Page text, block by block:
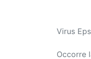
Virus
Occorre